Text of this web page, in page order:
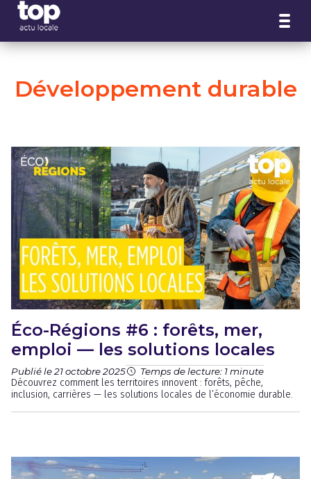
Développement durable
Éco-Régions #6 : forêts, mer,
emploi — les solutions locales
Publié le 21 octobre 2025 Temps de lecture: 1 minute
Découvrez comment les territoires innovent : forêts, pêche,
inclusion, carrières — les solutions locales de l’économie durable.
Panneau de gestion des cookies